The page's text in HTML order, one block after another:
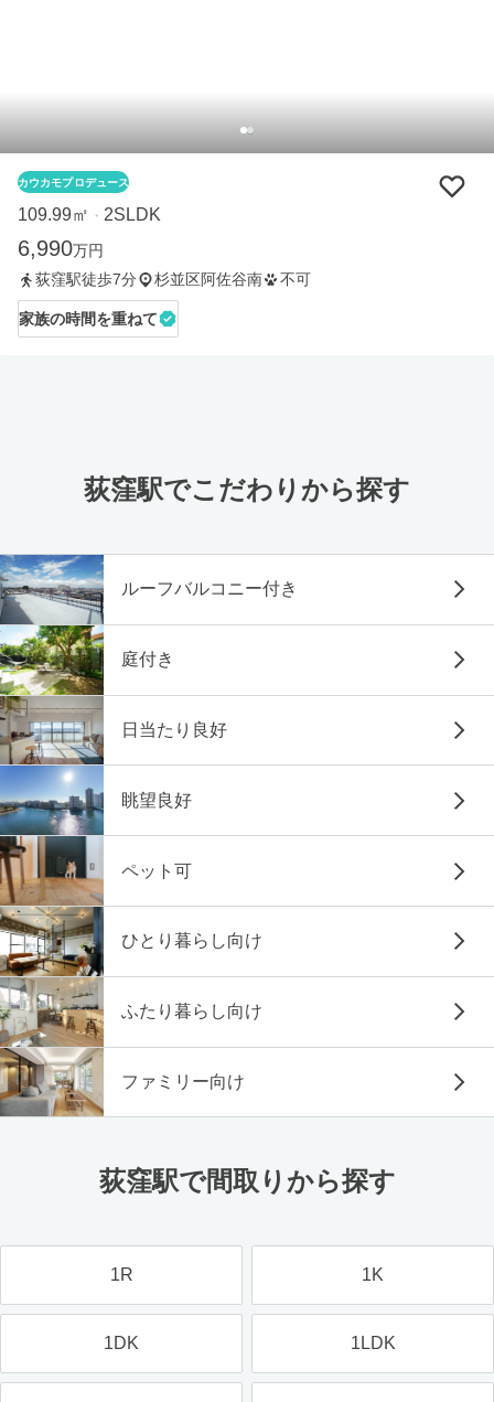
カウカモプロデュース
109.99㎡ ・ 2SLDK
6,990万円
荻窪駅徒歩7分
杉並区阿佐谷南 不可
家族の時間を重ねて
荻窪駅でこだわりから探す
ルーフバルコニー付き
庭付き
日当たり良好
眺望良好
ペット可
ひとり暮らし向け
ふたり暮らし向け
ファミリー向け
荻窪駅で間取りから探す
1R 1K
1DK 1LDK